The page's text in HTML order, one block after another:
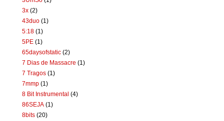
3x (2)
43duo (1)
5:18 (1)
5PE (1)
65daysofstatic (2)
7 Dias de Massacre (1)
7 Tragos (1)
7mmp (1)
8 Bit Instrumental (4)
86SEJA (1)
8bits (20)